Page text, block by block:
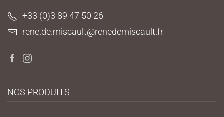
+33 (0)3 89 47 50 26
rene.de.miscault@renedemiscault.fr
NOS PRODUITS